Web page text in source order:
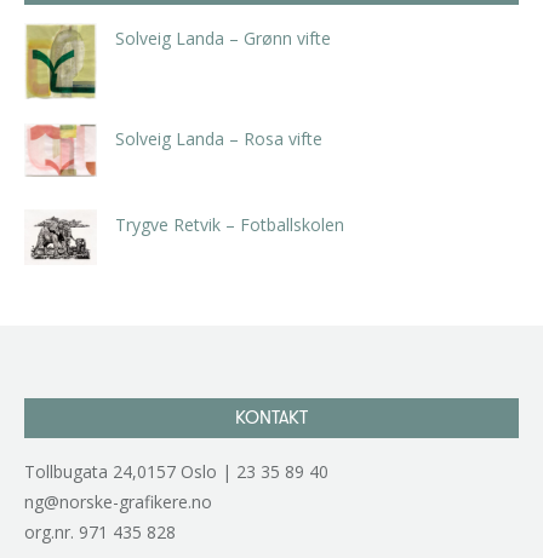
Solveig Landa – Grønn vifte
Solveig Landa – Rosa vifte
Trygve Retvik – Fotballskolen
KONTAKT
Tollbugata 24,0157 Oslo | 23 35 89 40
ng@norske-grafikere.no
org.nr. 971 435 828